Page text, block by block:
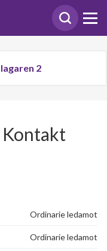
2
Kontakt
Ordinarie ledamot
Ordinarie ledamot